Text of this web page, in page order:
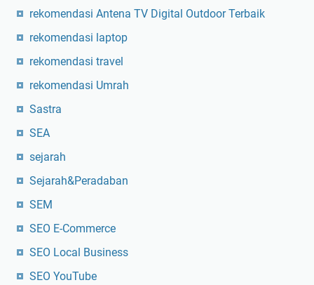
rekomendasi Antena TV Digital Outdoor Terbaik
rekomendasi laptop
rekomendasi travel
rekomendasi Umrah
Sastra
SEA
sejarah
Sejarah&Peradaban
SEM
SEO E-Commerce
SEO Local Business
SEO YouTube